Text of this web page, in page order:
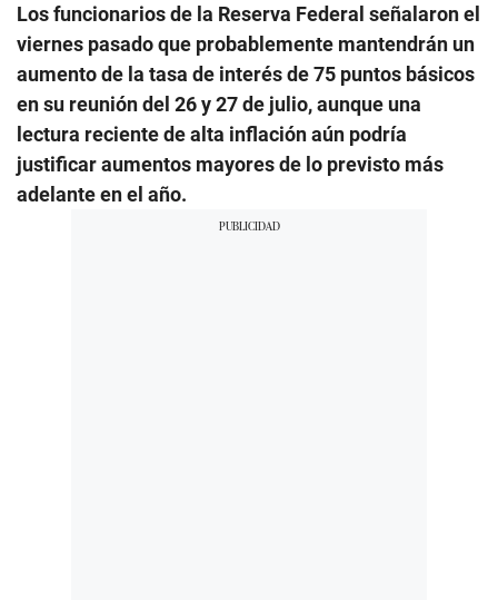
Los funcionarios de la Reserva Federal señalaron el
viernes pasado que probablemente mantendrán un
aumento de la tasa de interés de 75 puntos básicos
en su reunión del 26 y 27 de julio, aunque una
lectura reciente de alta inflación aún podría
justificar aumentos mayores de lo previsto más
adelante en el año.